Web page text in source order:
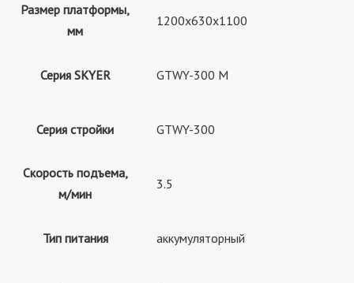
Размер платформы,
мм
1200х630х1100
Серия SKYER GTWY-300 M
Серия стройки GTWY-300
Скорость подъема,
м/мин
3.5
Тип питания аккумуляторный